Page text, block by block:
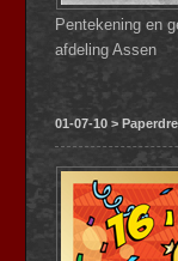
Pentekening en
afdeling Assen
01-07-10 >